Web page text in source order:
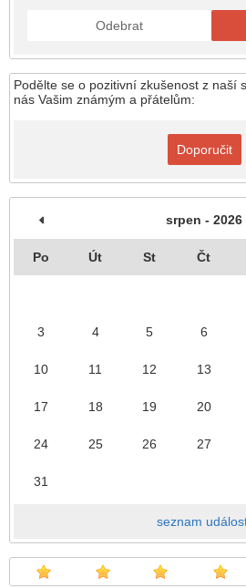
Odebrat
Podělte se o pozitivní zkušenost z naší
nás Vašim známým a přátelům:
Doporučit
srpen - 2026
Po Út St Čt
3 4 5 6
10 11 12 13
17 18 19 20
24 25 26 27
31
seznam